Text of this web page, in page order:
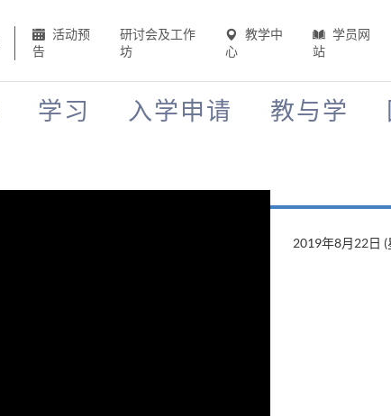
活动预
告
研讨会及工作
坊
教学中
心
学员网
站
学习 入学申请 教与学
2019年8月22日 (